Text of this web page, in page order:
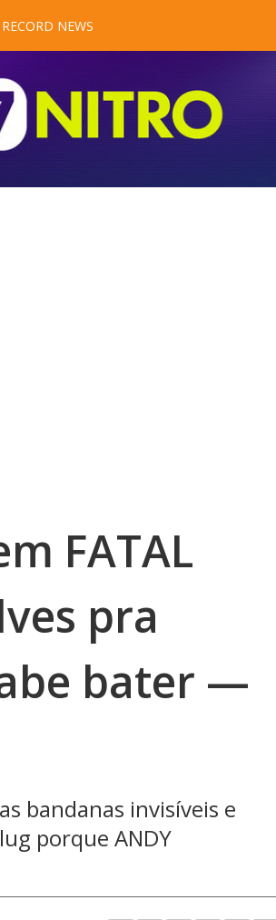
RECORD NEWS
FATAL
pra
bater —
bandanas invisíveis e
porque ANDY